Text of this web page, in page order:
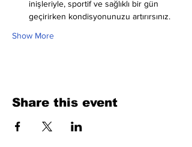
inişleriyle, sportif ve sağlıklı bir gün
geçirirken kondisyonunuzu artırırsınız.
Show More
Share this event